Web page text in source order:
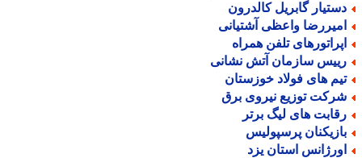
گابریل کالدرون
واعظی آشتیانی
تلفن همراه
سازمان آتش نشانی
های فولاد خوزستان
توزیع نیروی برق
های لیگ برتر
پرسپولیس
استان یزد